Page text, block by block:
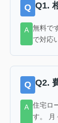
Q1.
無料で
で対応
Q2.
住宅ロ
す。 月